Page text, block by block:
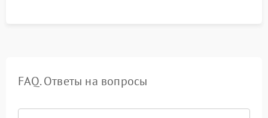
FAQ. Ответы на вопросы